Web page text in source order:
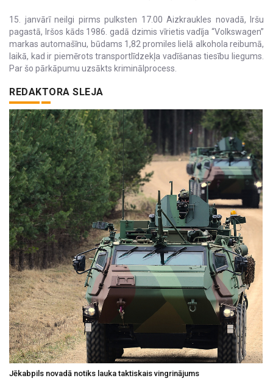
15. janvārī neilgi pirms pulksten 17.00 Aizkraukles novadā, Iršu
pagastā, Iršos kāds 1986. gadā dzimis vīrietis vadīja “Volkswagen”
markas automašīnu, būdams 1,82 promiles lielā alkohola reibumā,
laikā, kad ir piemērots transportlīdzekļa vadīšanas tiesību liegums.
Par šo pārkāpumu uzsākts kriminālprocess.
REDAKTORA SLEJA
Jēkabpils novadā notiks lauka taktiskais vingrinājums